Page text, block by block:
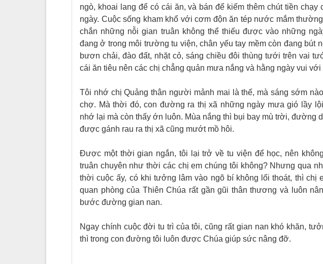
ngò, khoai lang để có cái ăn, và bán để kiếm thêm chút tiền chạy
ngày. Cuộc sống kham khổ với cơm độn ăn tép nước mắm
chắn những nỗi gian truân không thể thiếu được vào những
đang ở trong môi trường tu viện, chân yếu tay mềm còn đang bút
bươn chải, đào đất, nhặt cỏ, sáng chiều đôi thùng tưới trên vai
cái ăn tiêu nên các chị chẳng quản mưa nắng và hằng ngày vui
Tôi nhớ chị Quảng thân người mảnh mai là thế, mà sáng sớm
chợ. Mà thời đó, con đường ra thị xã những ngày mưa gió lầy
nhớ lại mà còn thấy ớn luôn. Mùa nắng thì bụi bay mù trời, đường
được gánh rau ra thị xã cũng mướt mồ hôi.
Được một thời gian ngắn, tôi lại trở về tu viện để học, nên
truân chuyên như thời các chị em chúng tôi không? Nhưng qua
thời cuộc ấy, có khi tưởng lâm vào ngõ bí không lối thoát, thì chị
quan phòng của Thiên Chúa rất gần gũi thân thương và luôn
bước đường gian nan.
Ngay chính cuộc đời tu trì của tôi, cũng rất gian nan khó khăn,
thì trong con đường tôi luôn được Chúa giúp sức nâng đỡ.